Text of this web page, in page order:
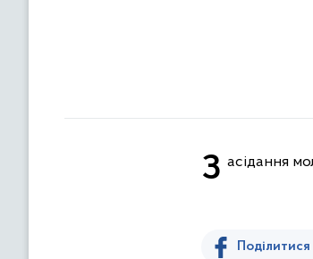
Засідання
Поділитися